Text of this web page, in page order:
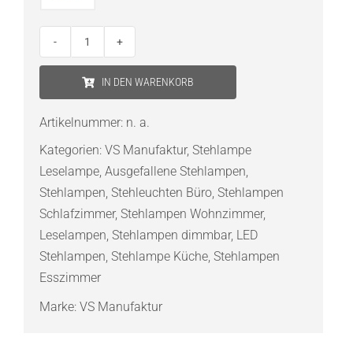
Stehleuchte
Menge
IN DEN WARENKORB
Artikelnummer: n. a.
Kategorien: VS Manufaktur, Stehlampe
Leselampe, Ausgefallene Stehlampen,
Stehlampen, Stehleuchten Büro, Stehlampen
Schlafzimmer, Stehlampen Wohnzimmer,
Leselampen, Stehlampen dimmbar, LED
Stehlampen, Stehlampe Küche, Stehlampen
Esszimmer
Marke: VS Manufaktur